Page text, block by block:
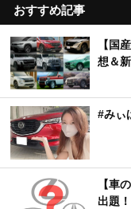
おすすめ記事
【国
想＆
#みぃ
【車
出題！